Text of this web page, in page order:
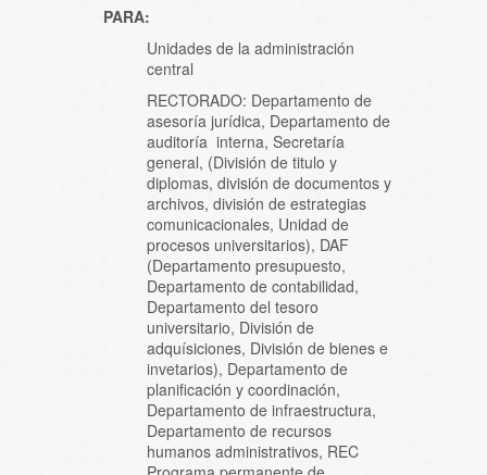
PARA:
Unidades de la administración
central
RECTORADO: Departamento de
asesoría jurídica, Departamento de
auditoría interna, Secretaría
general, (División de titulo y
diplomas, división de documentos y
archivos, división de estrategias
comunicacionales, Unidad de
procesos universitarios), DAF
(Departamento presupuesto,
Departamento de contabilidad,
Departamento del tesoro
universitario, División de
adquísiciones, División de bienes e
invetarios), Departamento de
planificación y coordinación,
Departamento de infraestructura,
Departamento de recursos
humanos administrativos, REC